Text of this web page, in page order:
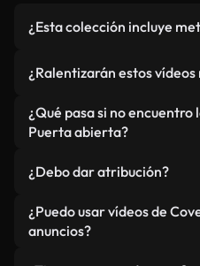
¿Esta colección incluye
relacionado con Puerta
generados por IA. Todo
etiquetado.
¿Ralentizarán estos
No si selecciona
para web, diseñadas
métricas como LCP.
¿Qué pasa si no encuentro
Puerta abierta?
Studio. Describe la
al atardecer", y la IA la
conforme a nuestros
¿Debo dar atribución?
No es necesario. Todos
biblioteca son royalty-
¿Puedo usar vídeos de
anuncios?